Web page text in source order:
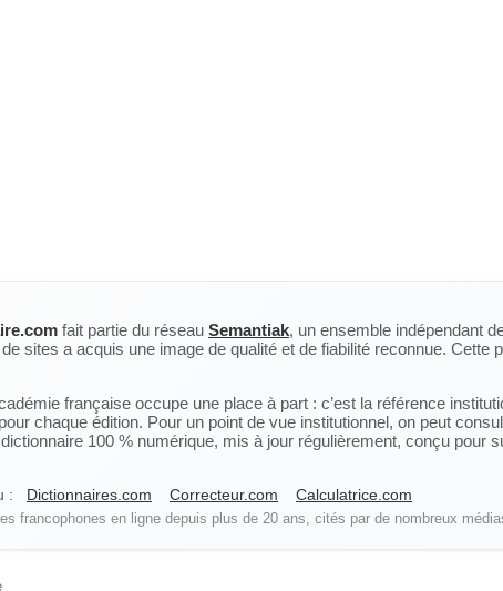
fait partie du réseau Semantiak, un ensemble indépendant
sites a acquis une image de qualité et de fiabilité reconnue. Cette
française occupe une place à part : c’est la référence
chaque édition. Pour un point de vue institutionnel, on peut
100 % numérique, mis à jour régulièrement, conçu pour
: Dictionnaires.com Correcteur.com Calculatrice.com
francophones en ligne depuis plus de 20 ans, cités par de nombreux